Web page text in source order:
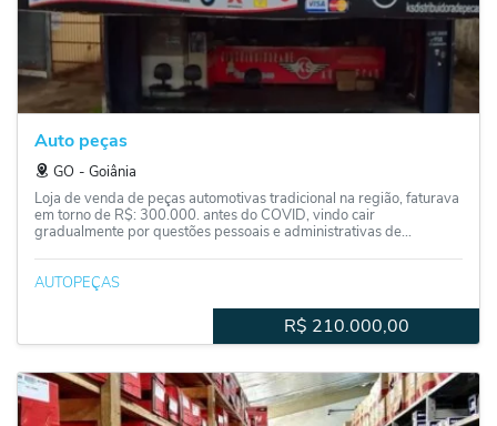
Auto peças
GO ‐ Goiânia
Loja de venda de peças automotivas tradicional na região, faturava
em torno de R$: 300.000. antes do COVID, vindo cair
gradualmente por questões pessoais e administrativas de...
AUTOPEÇAS
R$ 210.000,00